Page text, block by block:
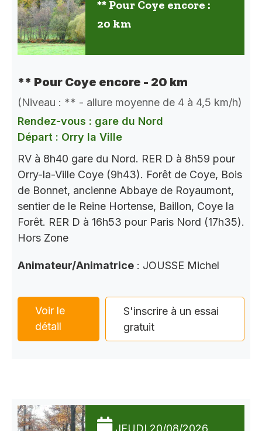
** Pour Coye encore :
20 km
** Pour Coye encore - 20 km
(Niveau : ** - allure moyenne de 4 à 4,5 km/h)
Rendez-vous : gare du Nord
Départ : Orry la Ville
RV à 8h40 gare du Nord. RER D à 8h59 pour
Orry-la-Ville Coye (9h43). Forêt de Coye, Bois
de Bonnet, ancienne Abbaye de Royaumont,
sentier de le Reine Hortense, Baillon, Coye la
Forêt. RER D à 16h53 pour Paris Nord (17h35).
Hors Zone
Animateur/Animatrice : JOUSSE Michel
Voir le
détail
S'inscrire à un essai
gratuit
JEUDI 20/08/2026